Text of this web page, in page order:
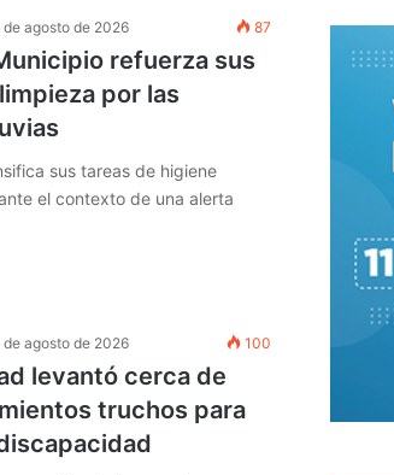
de agosto de 2026 87
refuerza sus
por las
sus tareas de higiene
el contexto de una alerta
de agosto de 2026 100
levantó cerca de
truchos para